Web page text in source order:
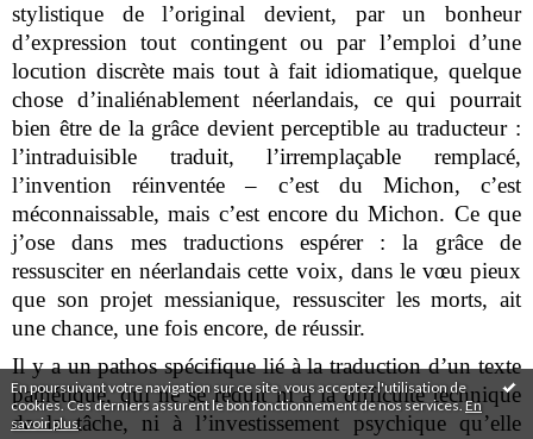
En poursuivant votre navigation sur ce site, vous acceptez l'utilisation de
cookies. Ces derniers assurent le bon fonctionnement de nos services.En
savoir plus.
stylistique de l’original devient, par un bonheur
d’expression tout contingent ou par l’emploi d’une
locution discrète mais tout à fait idiomatique, quelque
chose d’inaliénablement néerlandais, ce qui pourrait
bien être de la grâce devient perceptible au traducteur :
l’intraduisible traduit, l’irremplaçable remplacé,
l’invention réinventée – c’est du Michon, c’est
méconnaissable, mais c’est encore du Michon. Ce que
j’ose dans mes traductions espérer : la grâce de
ressusciter en néerlandais cette voix, dans le vœu pieux
que son projet messianique, ressusciter les morts, ait
une chance, une fois encore, de réussir.
Il y a un pathos spécifique lié à la traduction d’un texte
pathétique, qui ne se réduit ni à la difficulté technique
de la tâche, ni à l’investissement psychique qu’elle